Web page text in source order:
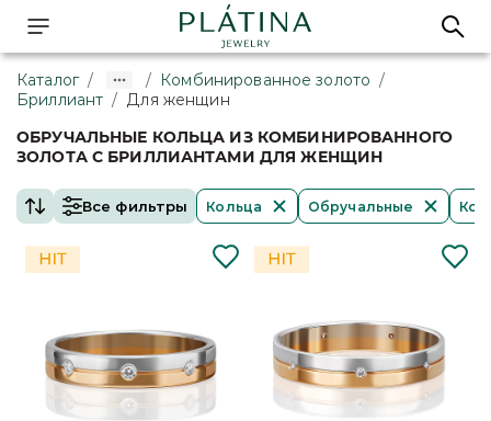
Каталог / / Комбинированное золото /
Бриллиант / Для женщин
ОБРУЧАЛЬНЫЕ КОЛЬЦА ИЗ КОМБИНИРОВАННОГО
ЗОЛОТА С БРИЛЛИАНТАМИ ДЛЯ ЖЕНЩИН
Все фильтры Кольца Обручальные